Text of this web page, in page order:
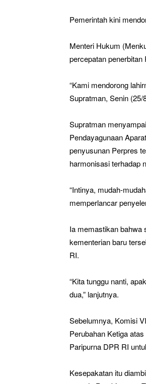
Pemerintah kini
Menteri Hukum
percepatan penerbitan
“Kami mendorong
Supratman, Senin (25/
Supratman
Pendayagunaan
penyusunan Perpres
harmonisasi terhadap
“Intinya, mudah-
memperlancar
Ia memastikan bahwa
kementerian baru
RI.
“Kita tunggu nanti,
dua,” lanjutnya.
Sebelumnya, Komisi
Perubahan Ketiga
Paripurna DPR RI
Kesepakatan itu